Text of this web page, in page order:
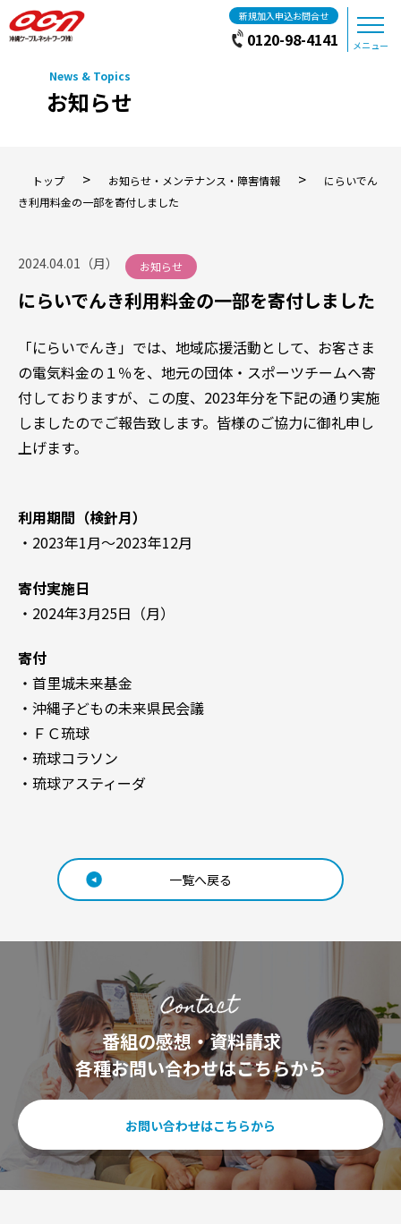
新規加入申込お問合せ
0120-98-4141 メニュー
お知らせ
トップ > お知らせ・メンテナンス・障害情報 >
にらいでん
き利用料金の一部を寄付しました
2024.04.01（月） お知らせ
にらいでんき利用料金の一部を寄付しました
「にらいでんき」では、地域応援活動として、お客さま
の電気料金の１％を、地元の団体・スポーツチームへ寄
付しておりますが、この度、2023年分を下記の通り実施
しましたのでご報告致します。皆様のご協力に御礼申し
上げます。
利用期間（検針月）
・2023年1月～2023年12月
寄付実施日
・2024年3月25日（月）
寄付
・首里城未来基金
・沖縄子どもの未来県民会議
・ＦＣ琉球
・琉球コラソン
・琉球アスティーダ
一覧へ戻る
番組の感想・資料請求
各種お問い合わせはこちらから
お問い合わせはこちらから